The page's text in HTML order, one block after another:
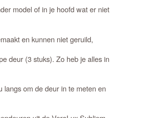
model of in je hoofd wat er niet
en kunnen niet geruild,
deur (3 stuks). Zo heb je alles in
langs om de deur in te meten en